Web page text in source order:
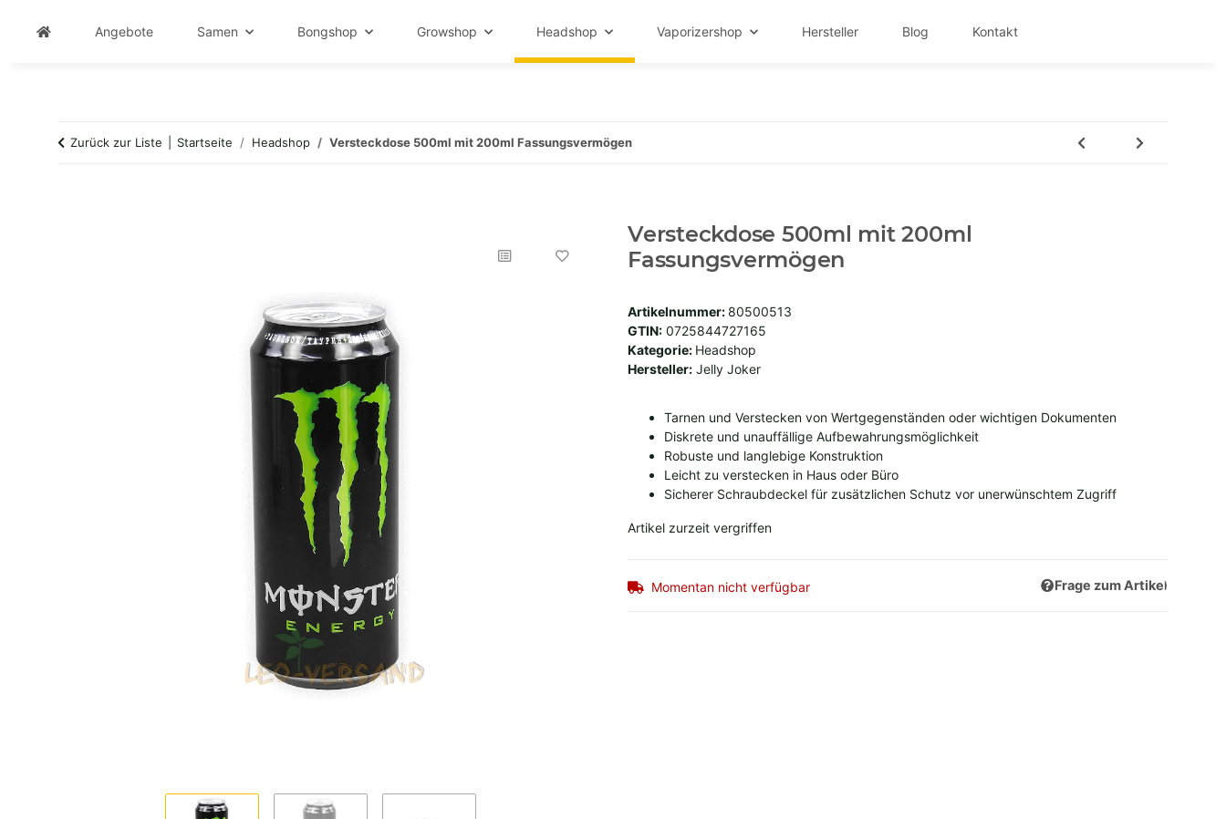
Angebote Samen Bongshop Growshop Headshop Vaporizershop Hersteller Blog Kontakt
Zurück zur Liste Startseite Headshop Versteckdose 500ml mit 200ml Fassungsvermögen
Versteckdose 500ml mit 200ml
Fassungsvermögen
Artikelnummer: 80500513
GTIN: 0725844727165
Kategorie: Headshop
Hersteller: Jelly Joker
Tarnen und Verstecken von Wertgegenständen oder wichtigen Dokumenten
Diskrete und unauffällige Aufbewahrungsmöglichkeit
Robuste und langlebige Konstruktion
Leicht zu verstecken in Haus oder Büro
Sicherer Schraubdeckel für zusätzlichen Schutz vor unerwünschtem Zugriff
Artikel zurzeit vergriffen
Momentan nicht verfügbar Frage zum Artikel